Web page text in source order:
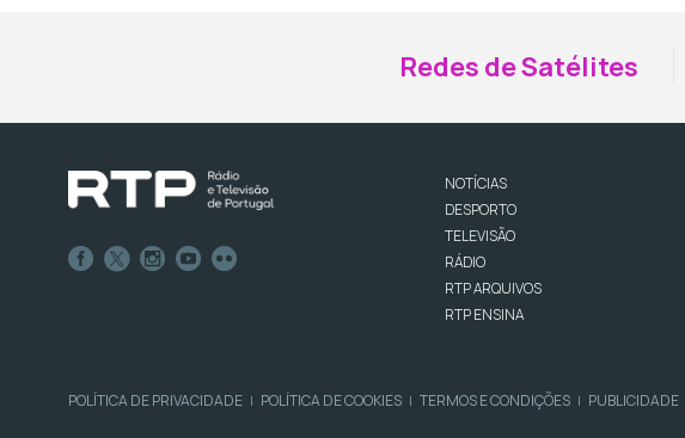
Redes de Satélites
NOTÍCIAS
DESPORTO
TELEVISÃO
RÁDIO
RTP ARQUIVOS
RTP ENSINA
POLÍTICA DE PRIVACIDADE | POLÍTICA DE COOKIES | TERMOS E CONDIÇÕES | PUBLICIDADE